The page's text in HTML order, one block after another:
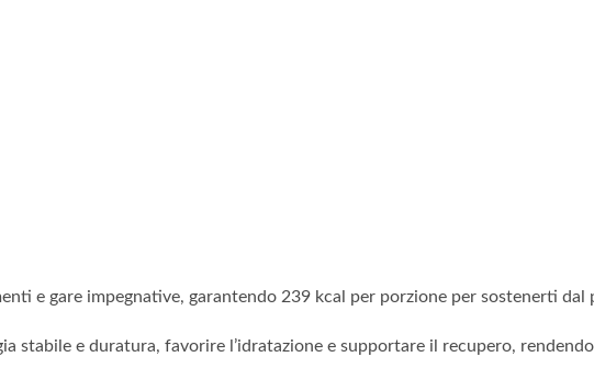
e gare impegnative, garantendo 239 kcal per porzione per sostenerti dal
stabile e duratura, favorire l’idratazione e supportare il recupero,